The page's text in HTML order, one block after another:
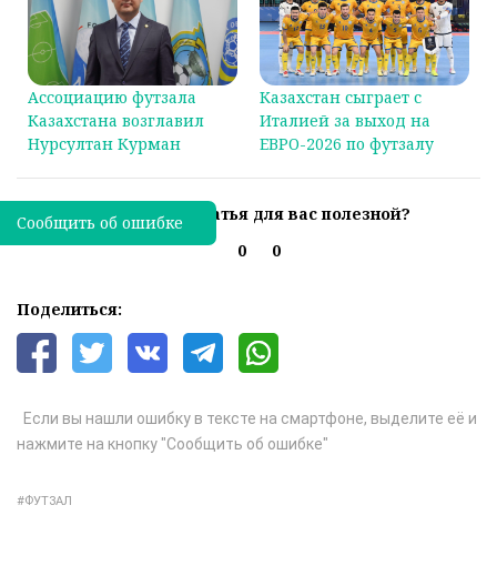
Ассоциацию футзала
Казахстана возглавил
Нурсултан Курман
Казахстан сыграет с
Италией за выход на
ЕВРО-2026 по футзалу
Была ли эта статья для вас полезной?
0
0
Поделиться:
Если вы нашли ошибку в тексте на смартфоне, выделите её и
нажмите на кнопку "Сообщить об ошибке"
ФУТЗАЛ
Сообщить об ошибке